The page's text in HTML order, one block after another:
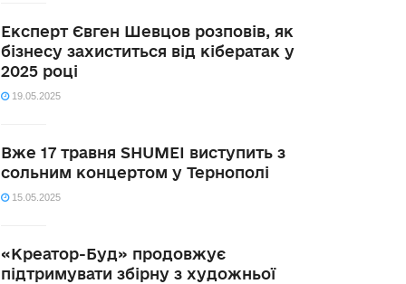
Експерт Євген Шевцов розповів, як
бізнесу захиститься від кібератак у
2025 році
19.05.2025
Вже 17 травня SHUMEI виступить з
сольним концертом у Тернополі
15.05.2025
«Креатор-Буд» продовжує
підтримувати збірну з художньої